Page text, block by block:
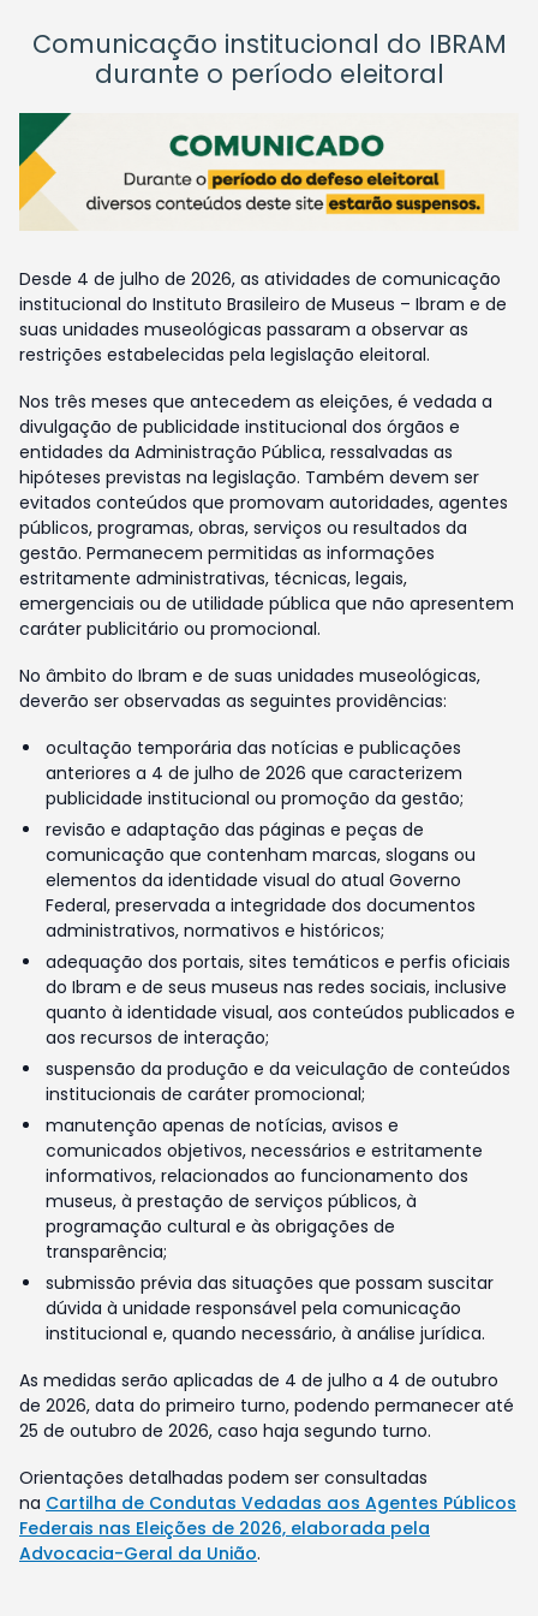
Comunicação institucional do IBRAM
durante o período eleitoral
Desde 4 de julho de 2026, as atividades de comunicação
institucional do Instituto Brasileiro de Museus – Ibram e de
suas unidades museológicas passaram a observar as
restrições estabelecidas pela legislação eleitoral.
Nos três meses que antecedem as eleições, é vedada a
divulgação de publicidade institucional dos órgãos e
entidades da Administração Pública, ressalvadas as
hipóteses previstas na legislação. Também devem ser
evitados conteúdos que promovam autoridades, agentes
públicos, programas, obras, serviços ou resultados da
gestão. Permanecem permitidas as informações
estritamente administrativas, técnicas, legais,
emergenciais ou de utilidade pública que não apresentem
caráter publicitário ou promocional.
No âmbito do Ibram e de suas unidades museológicas,
deverão ser observadas as seguintes providências:
ocultação temporária das notícias e publicações
anteriores a 4 de julho de 2026 que caracterizem
publicidade institucional ou promoção da gestão;
revisão e adaptação das páginas e peças de
comunicação que contenham marcas, slogans ou
elementos da identidade visual do atual Governo
Federal, preservada a integridade dos documentos
administrativos, normativos e históricos;
adequação dos portais, sites temáticos e perfis oficiais
do Ibram e de seus museus nas redes sociais, inclusive
quanto à identidade visual, aos conteúdos publicados e
aos recursos de interação;
suspensão da produção e da veiculação de conteúdos
institucionais de caráter promocional;
manutenção apenas de notícias, avisos e
comunicados objetivos, necessários e estritamente
informativos, relacionados ao funcionamento dos
museus, à prestação de serviços públicos, à
programação cultural e às obrigações de
transparência;
submissão prévia das situações que possam suscitar
dúvida à unidade responsável pela comunicação
institucional e, quando necessário, à análise jurídica.
As medidas serão aplicadas de 4 de julho a 4 de outubro
de 2026, data do primeiro turno, podendo permanecer até
25 de outubro de 2026, caso haja segundo turno.
Orientações detalhadas podem ser consultadas
na Cartilha de Condutas Vedadas aos Agentes Públicos
Federais nas Eleições de 2026, elaborada pela
Advocacia-Geral da União.